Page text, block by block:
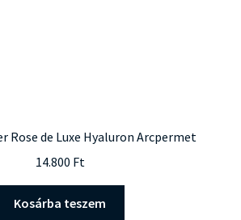
Rose de Luxe Hyaluron Arcpermet
14.800 Ft
Kosárba teszem